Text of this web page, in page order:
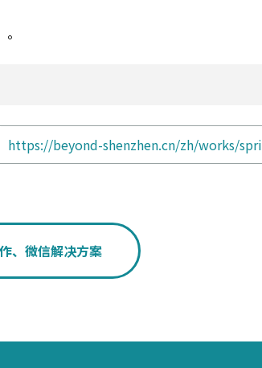
https://beyond-shenzhen.cn/zh/works/
、微信解决方案